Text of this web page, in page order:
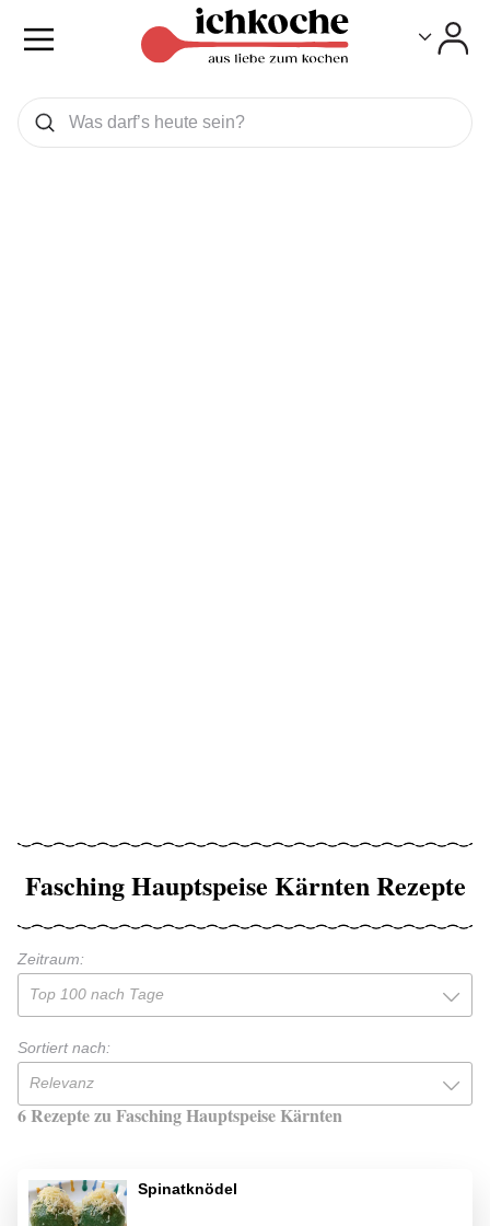
Was wollen Sie suchen
Suchen
Fasching Hauptspeise Kärnten Rezepte
Zeitraum:
Top 100 nach Tage
Sortiert nach:
Relevanz
6 Rezepte zu Fasching Hauptspeise Kärnten
Spinatknödel